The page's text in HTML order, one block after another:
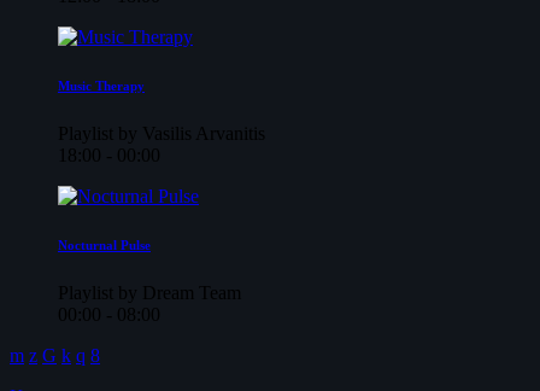
Music Therapy
Playlist by Vasilis Arvanitis
18:00 - 00:00
Nocturnal Pulse
Playlist by Dream Team
00:00 - 08:00